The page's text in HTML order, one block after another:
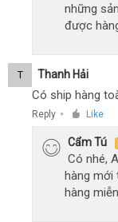
những
được
T Thanh Hải
Có ship hàng
Reply ● Like
Cẩm Tú
Có nhé,
hàng mới
hàng